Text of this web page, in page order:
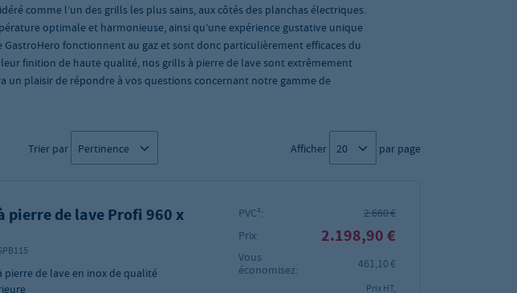
comme l’un des grills les plus sains, aux côtés des planchas électriques.
optimale et harmonieuse, ainsi qu’une expérience gustative unique
GastroHero fonctionnent au gaz et sont donc particulièrement efficaces du
finition de haute qualité, nos grills à pierre de lave sont extrêmement
un plaisir de répondre à vos questions concernant notre gamme de
Trier par Afficher par page
pierre de lave Profi 960 x
pierre de lave en inox de qualité
PVC²:
2.660 €
Prix:
2.198,90 €
Vous
économisez:
461,10 €
Prix HT,